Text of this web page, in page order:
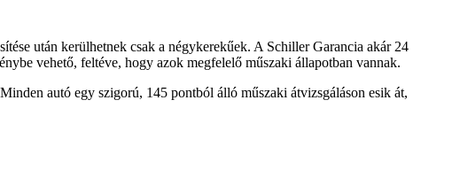
után kerülhetnek csak a négykerekűek. A Schiller Garancia akár 24
vehető, feltéve, hogy azok megfelelő műszaki állapotban vannak.
autó egy szigorú, 145 pontból álló műszaki átvizsgáláson esik át,